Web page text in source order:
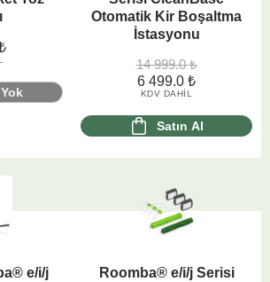
Otomatik Kir Boşaltma
İstasyonu
14 999.0₺
6 499.0 ₺
KDV DAHIL
Satın Al
e/i/j
Roomba® e/i/j Serisi